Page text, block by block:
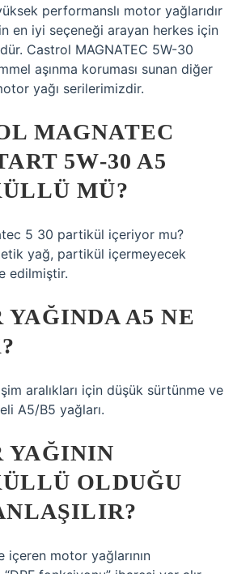
performanslı motor yağlarıdır
en iyi seçeneği arayan herkes için
Castrol MAGNATEC 5W-30
aşınma koruması sunan diğer
yağı serilerimizdir.
MAGNATEC
5W-30 A5
MÜ?
5 30 partikül içeriyor mu?
yağ, partikül içermeyecek
edilmiştir.
YAĞINDA A5 NE
aralıkları için düşük sürtünme ve
A5/B5 yağları.
YAĞININ
OLDUĞU
içeren motor yağlarının